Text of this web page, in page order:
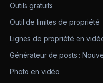
Outils gratuits
Outil de limites de propriété
Lignes de propriété en
Générateur de posts :
Photo en vidéo